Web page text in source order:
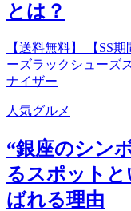
とは？
【送料無料】 【SS
ーズラックシューズ
ナイザー
人気グルメ
“銀座のシン
るスポット
ばれる理由